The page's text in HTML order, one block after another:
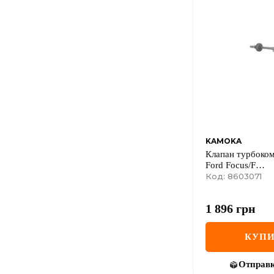
KAMOKA
Клапан
Ford Focus/F
иesta/Mondeo/
Код: 8603071
1 896 грн